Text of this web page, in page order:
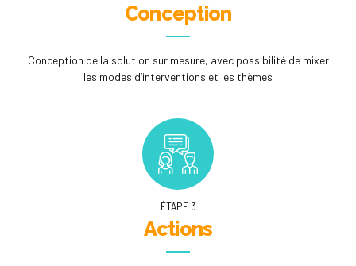
Conception
Conception de la solution sur mesure, avec possibilité de mixer
les modes d’interventions et les thèmes
ÉTAPE 3
Actions